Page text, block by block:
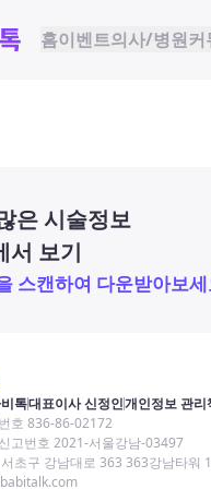
홈이벤트의사/병원커
은 시술정보
서 보기
스캔하여 다운받아보세
톡대표이사 신정인개인정보 관리
호 836-86-02172
고번호 2021-서울강남-03497
초구 강남대로 363 363강남타워